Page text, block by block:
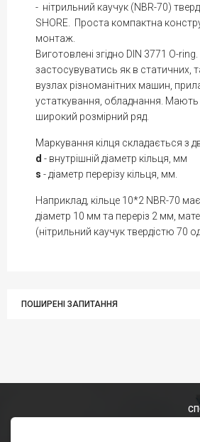
- нітрильний каучук (NBR-70)
SHORE. Проста компактна
монтаж.
Виготовлені згідно DIN 3771 O-
застосувуватись як в статичних,
вузлах різноманітних машин,
устаткування, обладнання.
широкий розмірний ряд.
Маркування кілця складається з
d - внутрішній діаметр кільця, мм
s - діаметр перерізу кільця, мм.
Наприклад, кільце 10*2 NBR-70
діаметр 10 мм та переріз 2 мм,
(нітрильний каучук твердістю 70
ПОШИРЕНІ ЗАПИТАННЯ